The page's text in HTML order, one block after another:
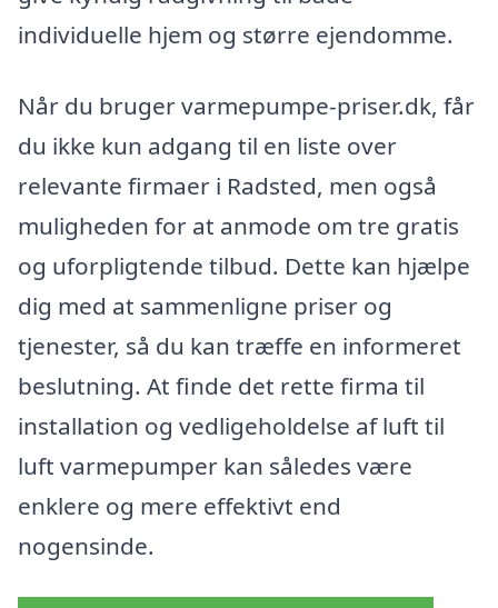
individuelle hjem og større ejendomme.
Når du bruger varmepumpe-priser.dk, får
du ikke kun adgang til en liste over
relevante firmaer i Radsted, men også
muligheden for at anmode om tre gratis
og uforpligtende tilbud. Dette kan hjælpe
dig med at sammenligne priser og
tjenester, så du kan træffe en informeret
beslutning. At finde det rette firma til
installation og vedligeholdelse af luft til
luft varmepumper kan således være
enklere og mere effektivt end
nogensinde.